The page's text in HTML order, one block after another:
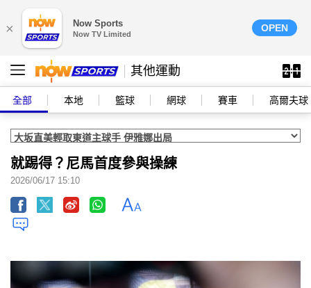
× Now Sports
Now TV Limited
OPEN
其他運動
全部 本地 籃球 網球 賽車 高爾夫球
就踢得？尼馬首度參與操練
2026/06/17 15:10